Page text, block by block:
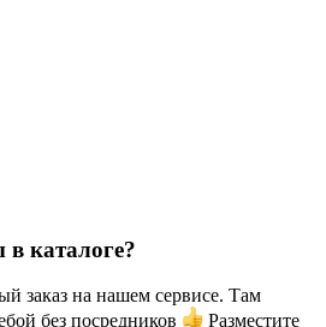
каталоге?
заказ на нашем сервисе. Там
без посредников
Разместите